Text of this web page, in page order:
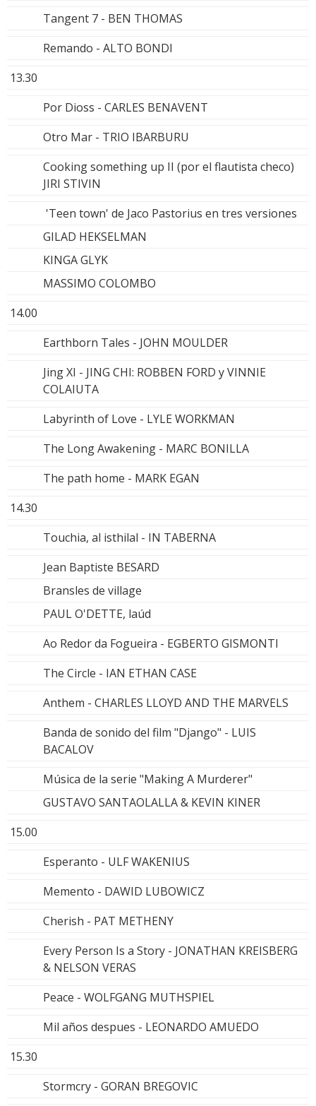
Tangent 7 - BEN THOMAS
Remando - ALTO BONDI
13.30
Por Dioss - CARLES BENAVENT
Otro Mar - TRIO IBARBURU
Cooking something up II (por el flautista checo)
JIRI STIVIN
'Teen town' de Jaco Pastorius en tres versiones
GILAD HEKSELMAN
KINGA GLYK
MASSIMO COLOMBO
14.00
Earthborn Tales - JOHN MOULDER
Jing XI - JING CHI: ROBBEN FORD y VINNIE
COLAIUTA
Labyrinth of Love - LYLE WORKMAN
The Long Awakening - MARC BONILLA
The path home - MARK EGAN
14.30
Touchia, al isthilal - IN TABERNA
Jean Baptiste BESARD
Bransles de village
PAUL O'DETTE, laúd
Ao Redor da Fogueira - EGBERTO GISMONTI
The Circle - IAN ETHAN CASE
Anthem - CHARLES LLOYD AND THE MARVELS
Banda de sonido del film "Django" - LUIS
BACALOV
Música de la serie "Making A Murderer"
GUSTAVO SANTAOLALLA & KEVIN KINER
15.00
Esperanto - ULF WAKENIUS
Memento - DAWID LUBOWICZ
Cherish - PAT METHENY
Every Person Is a Story - JONATHAN KREISBERG
& NELSON VERAS
Peace - WOLFGANG MUTHSPIEL
Mil años despues - LEONARDO AMUEDO
15.30
Stormcry - GORAN BREGOVIC